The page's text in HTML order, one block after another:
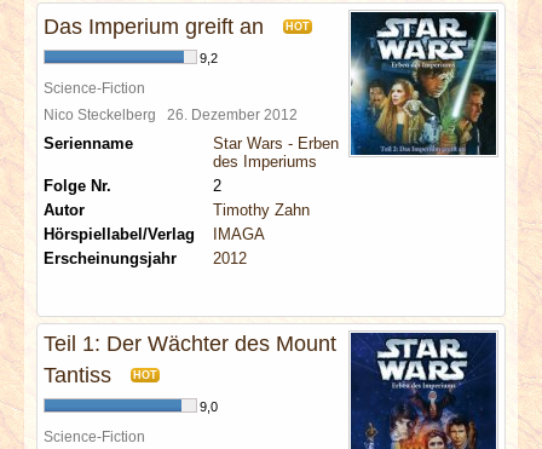
Das Imperium greift an HOT
9,2
Science-Fiction
Nico Steckelberg 26. Dezember 2012
Serienname
Star Wars - Erben
des Imperiums
Folge Nr.
2
Autor
Timothy Zahn
Hörspiellabel/Verlag
IMAGA
Erscheinungsjahr
2012
Teil 1: Der Wächter des Mount
Tantiss
HOT
9,0
Science-Fiction